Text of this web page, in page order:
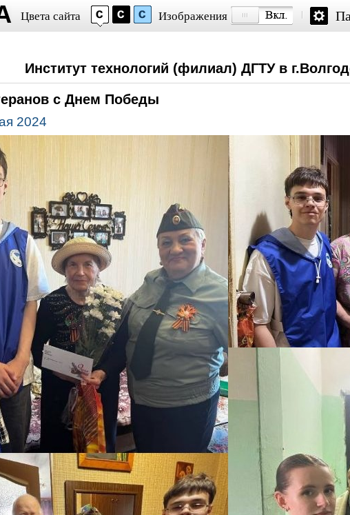
Цвета сайта Изображения
Институт технологий (филиал) ДГТУ в
с Днем Победы
2024